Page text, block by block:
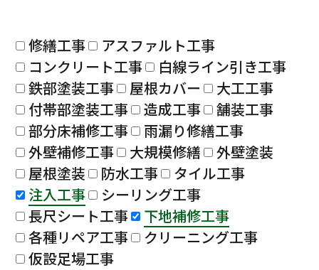
修繕工事
アスファルト工事
コンクリート工事
白線ライン引き工事
鉄部塗装工事
屋根カバー
大工工事
付帯部塗装工事
造成工事
舗装工事
部分床補修工事
雨漏り修繕工事
外壁補修工事
大規模修繕
外壁塗装
屋根塗装
防水工事
タイル工事
注入工事
シーリング工事
長尺シート工事
下地補修工事
各種リペア工事
クリーニング工事
仮設足場工事